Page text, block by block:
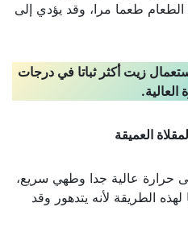
طعما مرا، وقد يؤدي إلى
زيت أكثر ثباتا في درجات
العالية.
العميقة
حرارة عالية جدا وطهي سريع،
الطريقة لأنه يتدهور وقد